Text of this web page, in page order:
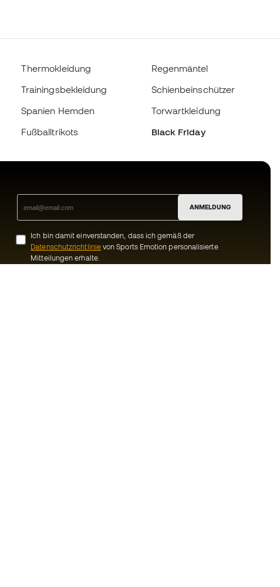
Thermokleidung
Trainingsbekleidung
Spanien Hemden
Fußballtrikots
Regenmäntel
Schienbeinschützer
Torwartkleidung
Black Friday
ANMELDUNG
Ich bin damit einverstanden, dass ich gemäß der
Datenschutzrichtlinievon Sports Emotion personalisierte
Mitteilungen erhalte.